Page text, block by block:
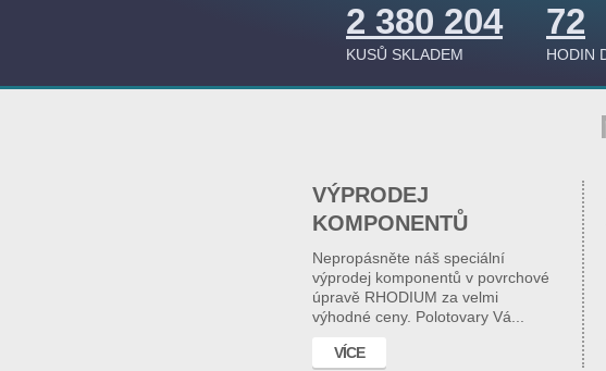
2 380 204
KUSŮ SKLADEM
72
HODIN
VÝPRODEJ
KOMPONENTŮ
Nepropásněte náš speciální
výprodej komponentů v povrchové
úpravě RHODIUM za velmi
výhodné ceny. Polotovary Vá...
VÍCE